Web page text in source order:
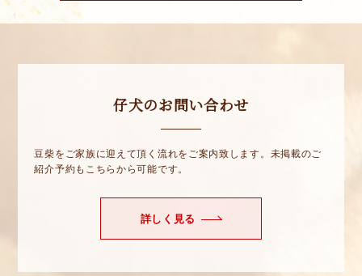
仔犬のお問い合わせ
豆柴をご家族に迎えて頂く流れをご案内致します。未掲載のご
紹介予約もこちらから可能です。
詳しく見る